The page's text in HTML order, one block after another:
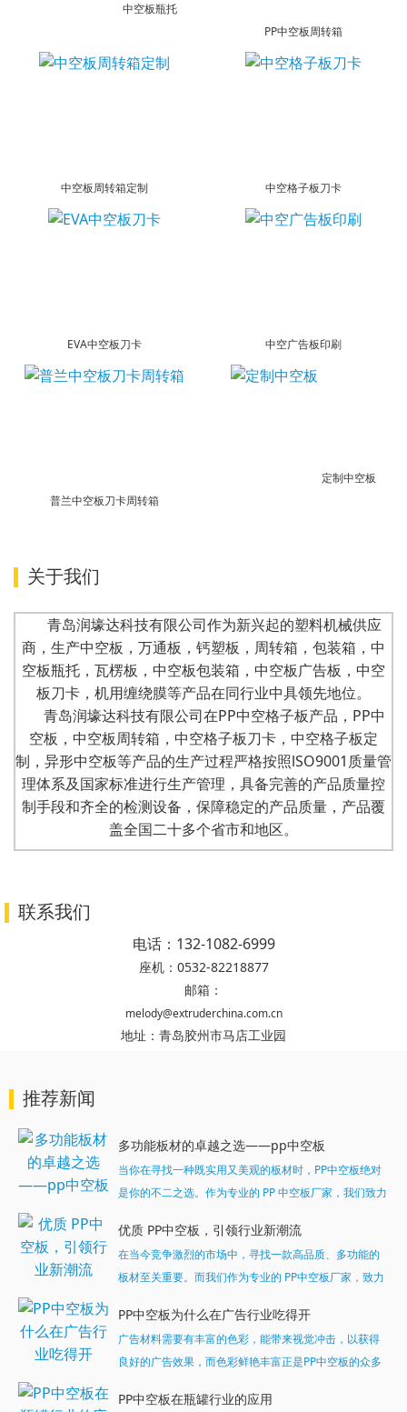
中空板瓶托
PP中空板周转箱
中空板周转箱定制 中空格子板刀卡
EVA中空板刀卡 中空广告板印刷
普兰中空板刀卡周转箱
定制中空板
关于我们
青岛润壕达科技有限公司作为新兴起的塑料机械供应
商，生产中空板，万通板，钙塑板，周转箱，包装箱，中
空板瓶托，瓦楞板，中空板包装箱，中空板广告板，中空
板刀卡，机用缠绕膜等产品在同行业中具领先地位。
青岛润壕达科技有限公司在PP中空格子板产品，PP中
空板，中空板周转箱，中空格子板刀卡，中空格子板定
制，异形中空板等产品的生产过程严格按照lSO9001质量管
理体系及国家标准进行生产管理，具备完善的产品质量控
制手段和齐全的检测设备，保障稳定的产品质量，产品覆
盖全国二十多个省市和地区。
联系我们
电话： 132-1082-6999
座机： 0532-82218877
邮箱：
melody@extruderchina.com.cn
地址： 青岛胶州市马店工业园
推荐新闻
多功能板材的卓越之选——pp中空板
当你在寻找一种既实用又美观的板材时，PP中空板绝对
是你的不二之选。作为专业的 PP 中空板厂家，我们致力
优质 PP中空板，引领行业新潮流
在当今竞争激烈的市场中，寻找一款高品质、多功能的
板材至关重要。而我们作为专业的 PP中空板厂家，致力
起深入了解一下我们的明星产品 ——PP中空板。...
PP中空板为什么在广告行业吃得开
广告材料需要有丰富的色彩，能带来视觉冲击，以获得
良好的广告效果，而色彩鲜艳丰富正是PP中空板的众多
样的严格苛刻性，这样的中空广告板深受行业的推崇。...
PP中空板在瓶罐行业的应用